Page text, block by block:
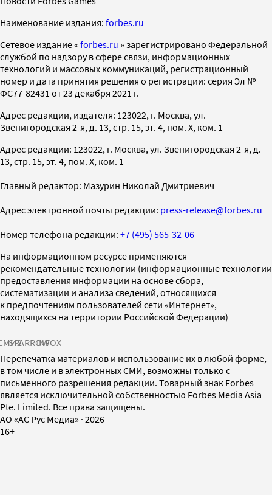
Наименование издания: forbes.ru
Cетевое издание « forbes.ru » зарегистрировано Федеральной
службой по надзору в сфере связи, информационных
технологий и массовых коммуникаций, регистрационный
номер и дата принятия решения о регистрации: серия Эл №
ФС77-82431 от 23 декабря 2021 г.
Адрес редакции, издателя: 123022, г. Москва, ул.
Звенигородская 2-я, д. 13, стр. 15, эт. 4, пом. X, ком. 1
Адрес редакции: 123022, г. Москва, ул. Звенигородская 2-я, д.
13, стр. 15, эт. 4, пом. X, ком. 1
Главный редактор: Мазурин Николай Дмитриевич
Адрес электронной почты редакции: press-release@forbes.ru
Номер телефона редакции: +7 (495) 565-32-06
На информационном ресурсе применяются
рекомендательные технологии (информационные технологии
предоставления информации на основе сбора,
систематизации и анализа сведений, относящихся
к предпочтениям пользователей сети «Интернет»,
находящихся на территории Российской Федерации)
SPARROWINFOX
Перепечатка материалов и использование их в любой форме,
в том числе и в электронных СМИ, возможны только с
письменного разрешения редакции. Товарный знак Forbes
является исключительной собственностью Forbes Media Asia
Pte. Limited. Все права защищены.
AO «АС Рус Медиа» · 2026
16+